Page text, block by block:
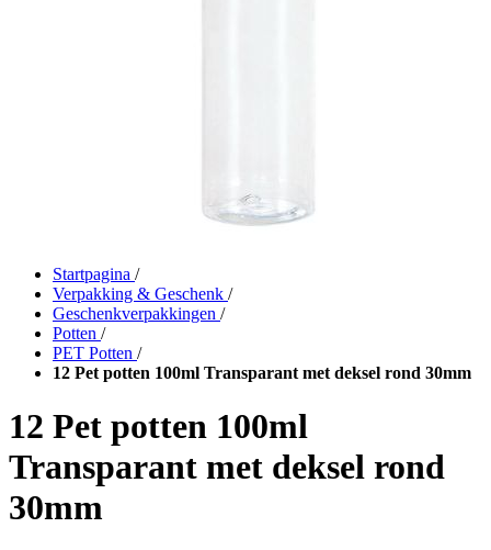
Startpagina /
Verpakking & Geschenk /
Geschenkverpakkingen /
Potten /
PET Potten /
12 Pet potten 100ml Transparant met deksel rond 30mm
12 Pet potten 100ml
Transparant met deksel rond
30mm